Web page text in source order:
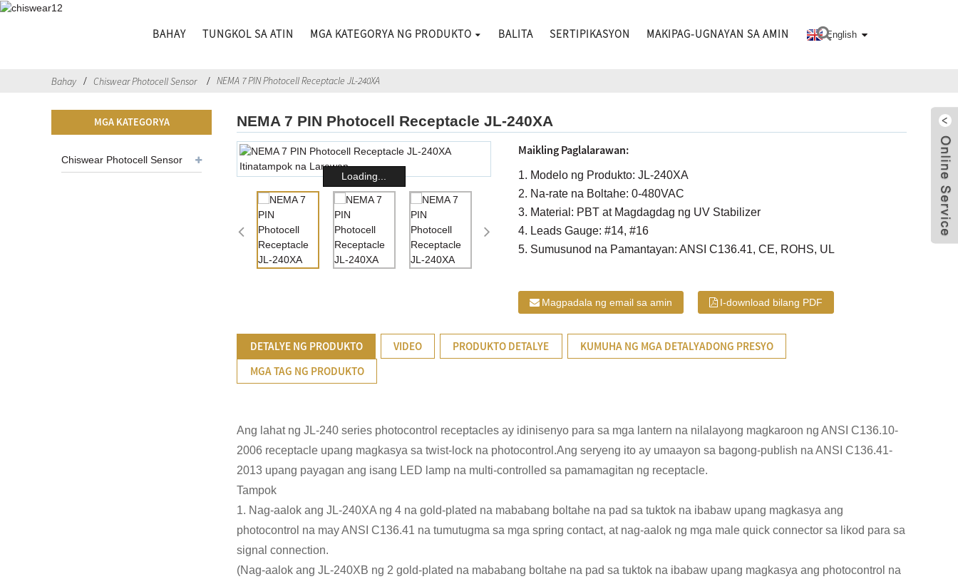
BAHAY TUNGKOL SA ATIN MGA KATEGORYA NG PRODUKTO BALITA SERTIPIKASYON MAKIPAG-UGNAYAN SA AMIN English
Bahay Chiswear Photocell Sensor NEMA 7 PIN Photocell Receptacle JL-240XA
MGA KATEGORYA
Chiswear Photocell Sensor
NEMA 7 PIN Photocell Receptacle JL-240XA
Loading...
Maikling Paglalarawan:
1. Modelo ng Produkto: JL-240XA
2. Na-rate na Boltahe: 0-480VAC
3. Material: PBT at Magdagdag ng UV Stabilizer
4. Leads Gauge: #14, #16
5. Sumusunod na Pamantayan: ANSI C136.41, CE, ROHS, UL
Magpadala ng email sa amin I-download bilang PDF
DETALYE NG PRODUKTO VIDEO PRODUKTO DETALYE
KUMUHA NG MGA DETALYADONG PRESYO
MGA TAG NG PRODUKTO
Ang lahat ng JL-240 series photocontrol receptacles ay idinisenyo para sa mga lantern na nilalayong magkaroon ng ANSI C136.10-
2006 receptacle upang magkasya sa twist-lock na photocontrol.Ang seryeng ito ay umaayon sa bagong-publish na ANSI C136.41-
2013 upang payagan ang isang LED lamp na multi-controlled sa pamamagitan ng receptacle.
Tampok
1. Nag-aalok ang JL-240XA ng 4 na gold-plated na mababang boltahe na pad sa tuktok na ibabaw upang magkasya ang
photocontrol na may ANSI C136.41 na tumutugma sa mga spring contact, at nag-aalok ng mga male quick connector sa likod para sa
signal connection.
(Nag-aalok ang JL-240XB ng 2 gold-plated na mababang boltahe na pad sa tuktok na ibabaw upang magkasya ang photocontrol na